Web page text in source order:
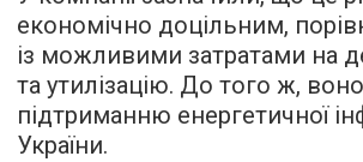
економічно доцільним,
із можливими затратами на
та утилізацію. До того ж,
підтриманню енергетичної
України.